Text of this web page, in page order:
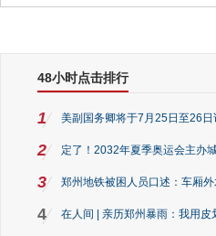
48小时点击排行
1 美副国务卿将于7月25日至26日
2 定了！2032年夏季奥运会主办
3 郑州地铁被困人员口述：车厢
4 在人间 | 亲历郑州暴雨：我用皮